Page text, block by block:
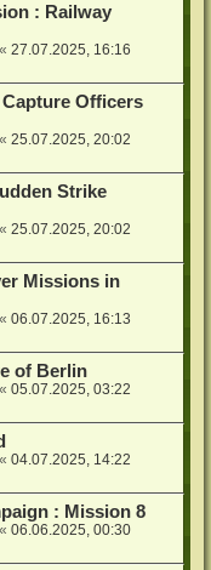
: Railway
«27.07.2025, 16:16
Officers
«25.07.2025, 20:02
Strike
«25.07.2025, 20:02
Missions in
«06.07.2025, 16:13
of Berlin
«05.07.2025, 03:22
«04.07.2025, 14:22
: Mission 8
«06.06.2025, 00:30